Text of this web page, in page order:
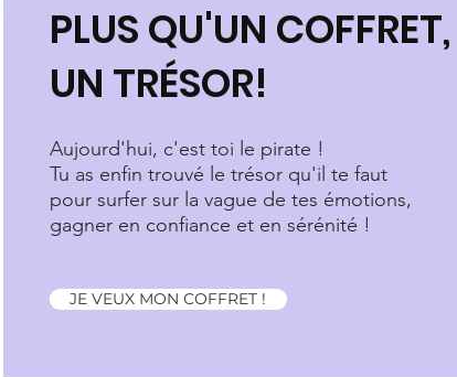
PLUS QU'UN COFFRET,
UN TRÉSOR!
Aujourd'hui, c'est toi le pirate !
Tu as enfin trouvé le trésor qu'il te faut
pour surfer sur la vague de tes émotions,
gagner en confiance et en sérénité !
JE VEUX MON COFFRET !